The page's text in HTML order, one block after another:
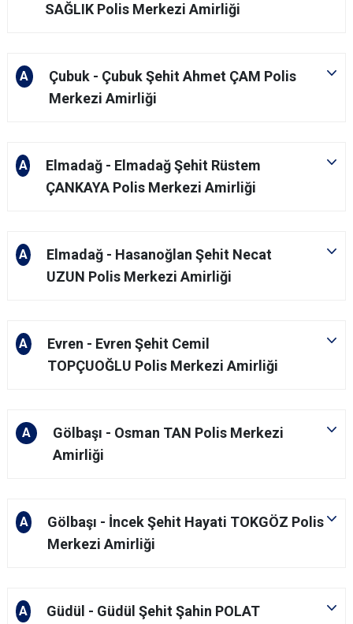
SAĞLIK Polis Merkezi Amirliği
A
Çubuk - Çubuk Şehit Ahmet ÇAM Polis
Merkezi Amirliği
A
Elmadağ - Elmadağ Şehit Rüstem
ÇANKAYA Polis Merkezi Amirliği
A
Elmadağ - Hasanoğlan Şehit Necat
UZUN Polis Merkezi Amirliği
A
Evren - Evren Şehit Cemil
TOPÇUOĞLU Polis Merkezi Amirliği
A
Gölbaşı - Osman TAN Polis Merkezi
Amirliği
A
Gölbaşı - İncek Şehit Hayati TOKGÖZ​ Polis
Merkezi Amirliği
A
Güdül - Güdül Şehit Şahin POLAT